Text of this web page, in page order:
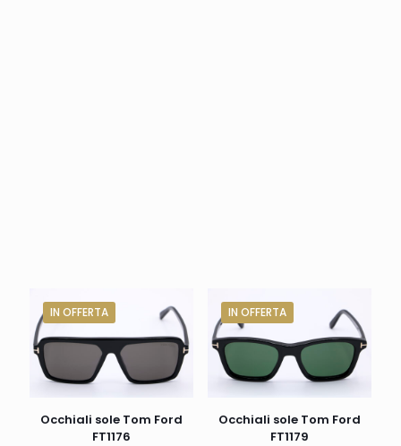
IN OFFERTA
Occhiali sole Tom Ford
FT1176
IN OFFERTA
Occhiali sole Tom Ford
FT1179